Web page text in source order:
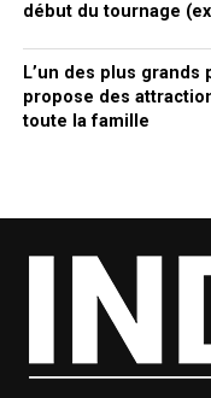
début du tournage
L’un des plus grands
propose des
toute la famille